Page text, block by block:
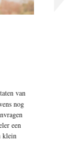
van
nog
een
klein